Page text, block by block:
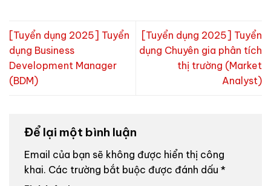
[Tuyển dụng 2025] Tuyển
dụng Business
Development Manager
(BDM)
[Tuyển dụng 2025] Tuyển
dụng Chuyên gia phân tích
thị trường (Market
Analyst)
Để lại một bình luận
Email của bạn sẽ không được hiển thị công
khai. Các trường bắt buộc được đánh dấu *